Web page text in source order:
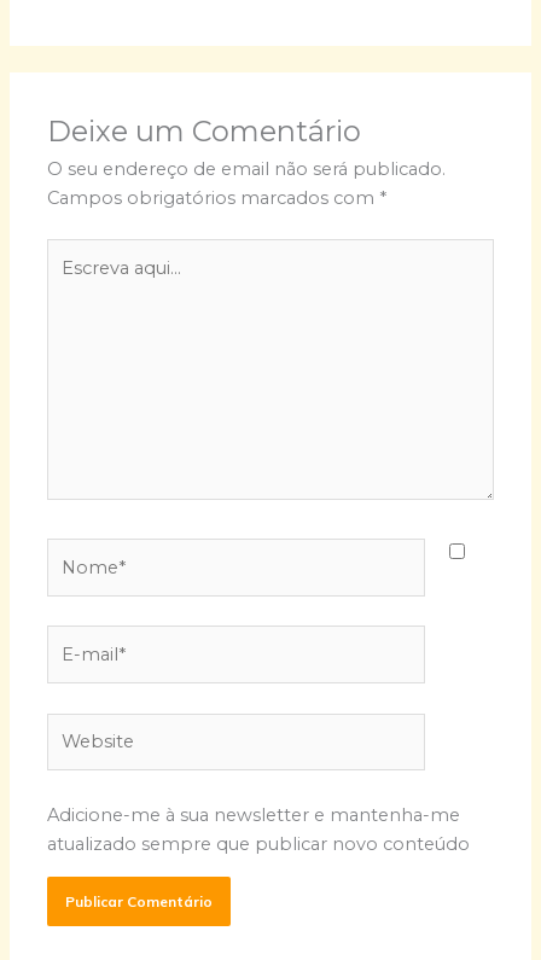
Deixe um Comentário
O seu endereço de email não será publicado.
Campos obrigatórios marcados com *
aqui...
mail*
Adicione-me à sua newsletter e mantenha-me
atualizado sempre que publicar novo conteúdo